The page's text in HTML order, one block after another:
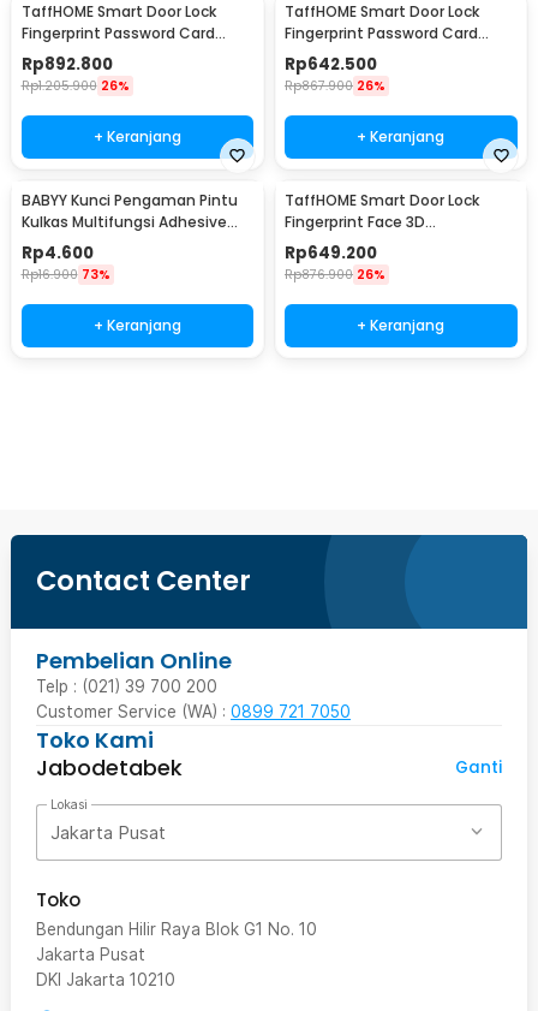
TaffHOME Smart Door Lock
Fingerprint Password Card
Waterproof IP66 Double Sided
- G23
Rp892.800
Rp1.205.900 26%
+ Keranjang
TaffHOME Smart Door Lock
Fingerprint Password Card
Waterproof IP66 Single Sided -
G23
Rp642.500
Rp867.900 26%
+ Keranjang
BABYY Kunci Pengaman Pintu
Kulkas Multifungsi Adhesive
Lock 2 PCS - BB7
Rp4.600
Rp16.900 73%
+ Keranjang
TaffHOME Smart Door Lock
Fingerprint Face 3D
Recognition Password Card -
CS18
Rp649.200
Rp876.900 26%
+ Keranjang
Contact Center
Pembelian Online
Telp : (021) 39 700 200
Customer Service (WA) : 0899 721 7050
Toko Kami
Jabodetabek
Ganti
Lokasi
Jakarta Pusat
Toko
Bendungan Hilir Raya Blok G1 No. 10
Jakarta Pusat
DKI Jakarta 10210